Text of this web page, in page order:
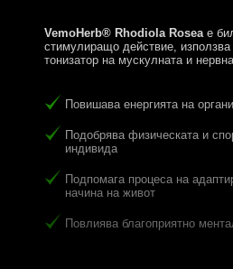
VemoHerb® Rhodiola Rosea е
стимулиращо действие, използва
тонизатор на мускулната и
Повишава енергията на
Подобрява физическата и
индивида
Подпомага процеса на
начина на живот
Повлиява благоприятно